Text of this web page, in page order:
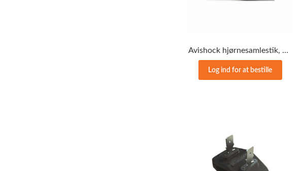
Avishock hjørnesamlestik, 20stk
Log ind for at bestille